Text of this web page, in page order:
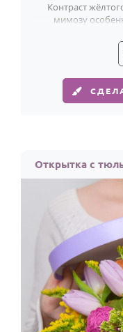
Контраст
мимозу
Открытка с